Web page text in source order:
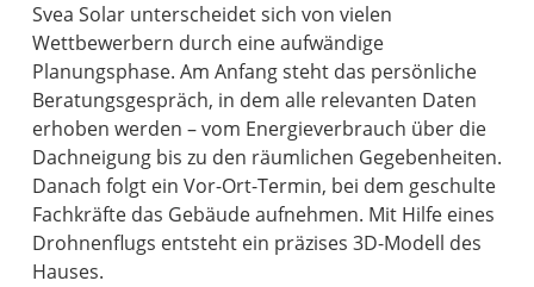
Svea Solar unterscheidet sich von vielen
Wettbewerbern durch eine aufwändige
Planungsphase. Am Anfang steht das persönliche
Beratungsgespräch, in dem alle relevanten Daten
erhoben werden – vom Energieverbrauch über die
Dachneigung bis zu den räumlichen Gegebenheiten.
Danach folgt ein Vor-Ort-Termin, bei dem geschulte
Fachkräfte das Gebäude aufnehmen. Mit Hilfe eines
Drohnenflugs entsteht ein präzises 3D-Modell des
Hauses.